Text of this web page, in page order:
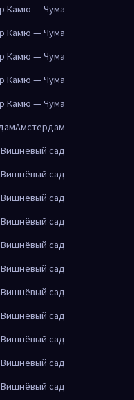
Камю — Чума
Камю — Чума
Камю — Чума
Камю — Чума
Камю — Чума
Амстердам
сад
сад
сад
сад
сад
сад
сад
сад
сад
сад
сад